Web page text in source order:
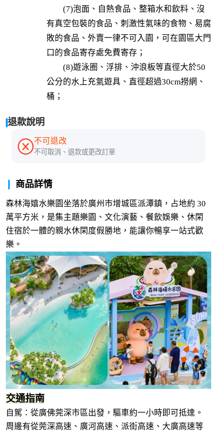
(7)泡面、自熱食品、整箱水和飲料、沒
有真空包裝的食品、刺激性氣味的食物、易腐
敗的食品、外賣一律不可入園，可在園區大門
口的食品寄存處免費寄存；
(8)遊泳圈、浮排、沖浪板等直徑大於50
公分的水上充氣遊具、直徑超過30cm撈網、
桶；
退款說明
不可退改
不可取消、退款或更改訂單
商品詳情
森林海嬉水樂園坐落於廣州市增城區派潭鎮，占地約 30
萬平方米，是集主題樂園、文化演藝、餐飲娛樂、休閑
住宿於一體的親水休閑度假勝地，能讓你暢享一站式歡
樂。
交通指南
自駕：從廣佛莞深市區出發，驅車約一小時即可抵達。
周邊有從莞深高速、廣河高速、派街高速、大廣高速等